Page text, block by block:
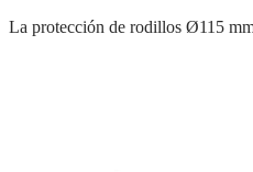
La protección de rodillos Ø115